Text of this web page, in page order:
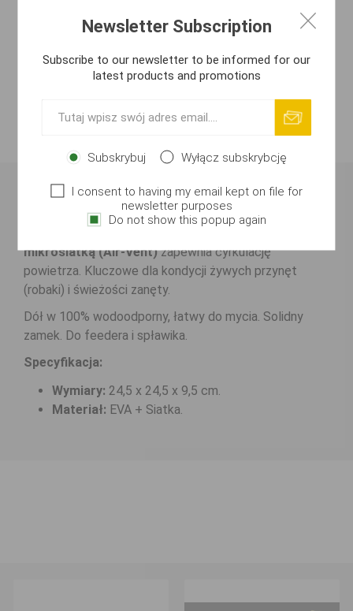
REVIEWS
CONTACT US
Pudełko EVA Air-Vent
mikrosiatką (Air-Vent)zapewnia cyrkulację
powietrza. Kluczowe dla kondycji żywych przynęt
(robaki) i świeżości zanęty.
Dół w 100% wodoodporny, łatwy do mycia. Solidny
zamek. Do feedera i spławika.
Specyfikacja:
Wymiary: 24,5 x 24,5 x 9,5 cm.
Materiał: EVA + Siatka.
Newsletter Subscription
Subscribe to our newsletter to be informed for our
latest products and promotions
Subskrybuj Wyłącz subskrybcję
I consent to having my email kept on file for
newsletter purposes
Do not show this popup again